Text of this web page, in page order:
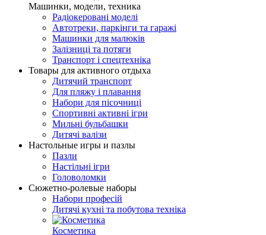
Машинки, модели, техника
Радіокеровані моделі
Автотреки, паркінги та гаражі
Машинки для малюків
Залізниці та потяги
Транспорт і спецтехніка
Товары для активного отдыха
Дитячий транспорт
Для пляжу і плавання
Набори для пісочниці
Спортивні активні ігри
Мильні бульбашки
Дитячі валізи
Настольные игры и пазлы
Пазли
Настільні ігри
Головоломки
Сюжетно-ролевые наборы
Набори професій
Дитячі кухні та побутова техніка
Косметика